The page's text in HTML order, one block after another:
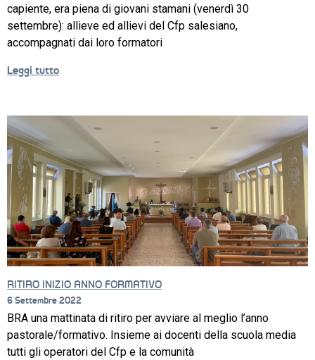
CORSI
NEWS
PROFESSIONALI
SERVIZI
AL
LAVORO
IL
CENTRO
PROGETTO
EDUCATIVO
ORIENTAMENTO
QUALITÀ
E
ACCREDITAMENTO
capiente, era piena di giovani stamani (venerdì 30
settembre): allieve ed allievi del Cfp salesiano,
accompagnati dai loro formatori
Leggi tutto
RITIRO INIZIO ANNO FORMATIVO
6 Settembre 2022
BRA una mattinata di ritiro per avviare al meglio l’anno
pastorale/formativo. Insieme ai docenti della scuola media
tutti gli operatori del Cfp e la comunità